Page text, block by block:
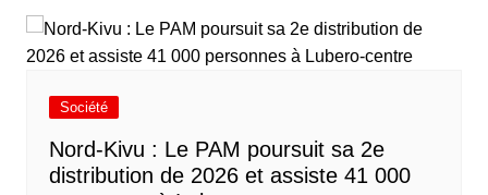
Société
Nord-Kivu : Le PAM poursuit sa 2e
distribution de 2026 et assiste 41 000